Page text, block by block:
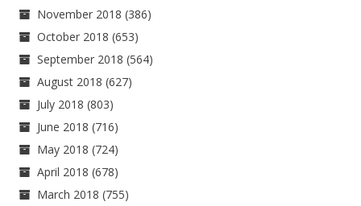
November 2018 (386)
October 2018 (653)
September 2018 (564)
August 2018 (627)
July 2018 (803)
June 2018 (716)
May 2018 (724)
April 2018 (678)
March 2018 (755)